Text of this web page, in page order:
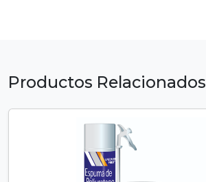
Productos Relacionados